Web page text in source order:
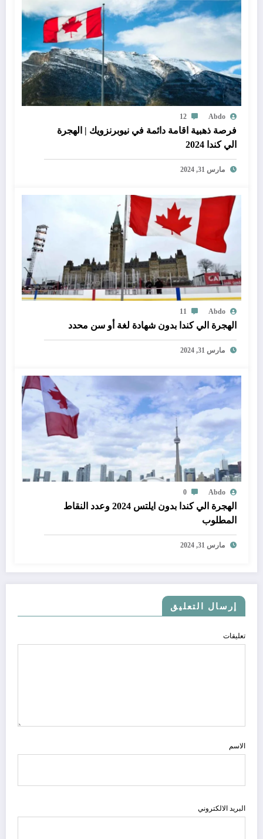
Abdo
12
فرصة ذهبية اقامة دائمة في نيوبرنزويك | الهجرة
الي كندا 2024
مارس 31, 2024
Abdo
11
الهجرة الي كندا بدون شهادة لغة أو سن محدد
مارس 31, 2024
Abdo
0
الهجرة الي كندا بدون ايلتس 2024 وعدد النقاط
المطلوب
مارس 31, 2024
إرسال التعليق
تعليقات
الاسم
البريد الالكتروني